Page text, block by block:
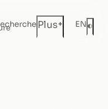
Plus+ EN◐